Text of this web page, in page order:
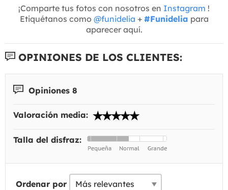
¡Comparte tus fotos con nosotros en Instagram !
Etiquétanos como @funidelia + #Funidelia para
aparecer aquí.
OPINIONES DE LOS CLIENTES:
Opiniones 8
Valoración media:
Talla del disfraz:
Ordenar por